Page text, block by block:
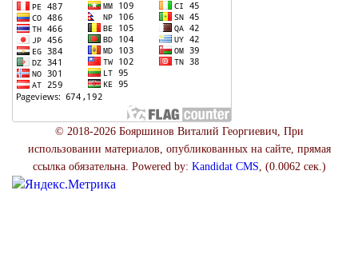
© 2018-2026 Бояршинов Виталий Георгиевич, При
использовании материалов, опубликованных на сайте, прямая
ссылка обязательна. Powered by: Kandidat CMS, (0.0062 сек.)